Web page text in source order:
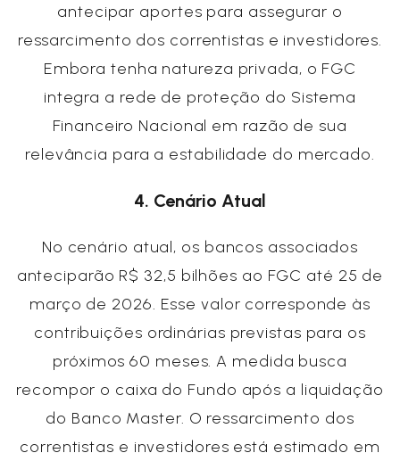
antecipar aportes para assegurar o
ressarcimento dos correntistas e investidores.
Embora tenha natureza privada, o FGC
integra a rede de proteção do Sistema
Financeiro Nacional em razão de sua
relevância para a estabilidade do mercado.
4. Cenário Atual
No cenário atual, os bancos associados
anteciparão R$ 32,5 bilhões ao FGC até 25 de
março de 2026. Esse valor corresponde às
contribuições ordinárias previstas para os
próximos 60 meses. A medida busca
recompor o caixa do Fundo após a liquidação
do Banco Master. O ressarcimento dos
correntistas e investidores está estimado em